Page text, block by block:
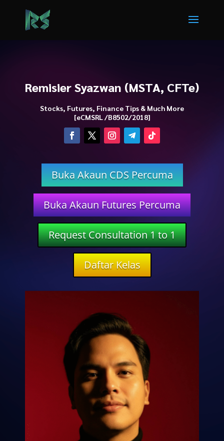
Remisier Syazwan (MSTA, CFTe)
Stocks, Futures, Finance Tips & Much More
[eCMSRL /B8502/2018]
Buka Akaun CDS Percuma
Buka Akaun Futures Percuma
Request Consultation 1 to 1
Daftar Kelas